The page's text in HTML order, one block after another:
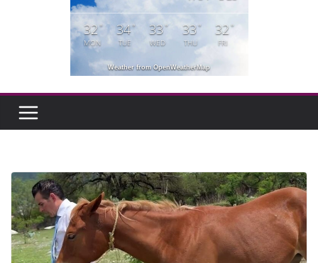
32°
MON
34°
TUE
33°
WED
33°
THU
32°
FRI
Weather from OpenWeatherMap